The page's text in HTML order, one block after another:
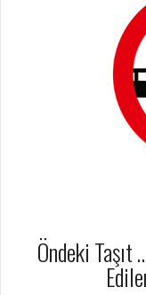
Öndeki Taşıt